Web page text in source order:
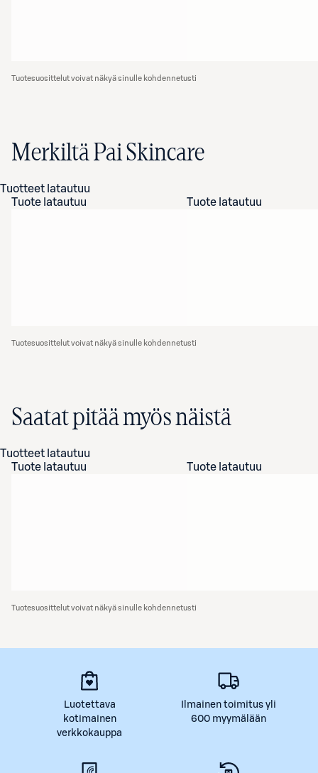
Tuotesuosittelut voivat näkyä sinulle kohdennetusti
Merkiltä Pai Skincare
Tuotteet latautuu
Tuote latautuu
Tuote latautuu
Tuotesuosittelut voivat näkyä sinulle kohdennetusti
Saatat pitää myös näistä
Tuotteet latautuu
Tuote latautuu
Tuote latautuu
Tuotesuosittelut voivat näkyä sinulle kohdennetusti
Luotettava
kotimainen
verkkokauppa
Ilmainen toimitus yli
600 myymälään